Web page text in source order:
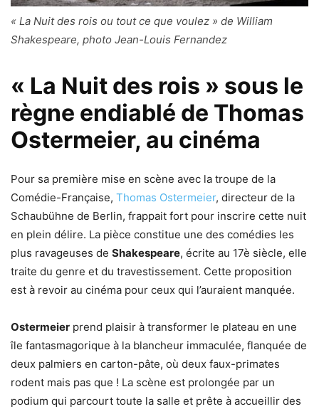
« La Nuit des rois ou tout ce que voulez » de William
Shakespeare, photo Jean-Louis Fernandez
« La Nuit des rois » sous le
règne endiablé de Thomas
Ostermeier, au cinéma
Pour sa première mise en scène avec la troupe de la
Comédie-Française, Thomas Ostermeier, directeur de la
Schaubühne de Berlin, frappait fort pour inscrire cette nuit
en plein délire. La pièce constitue une des comédies les
plus ravageuses de Shakespeare, écrite au 17è siècle, elle
traite du genre et du travestissement. Cette proposition
est à revoir au cinéma pour ceux qui l’auraient manquée.
Ostermeier prend plaisir à transformer le plateau en une
île fantasmagorique à la blancheur immaculée, flanquée de
deux palmiers en carton-pâte, où deux faux-primates
rodent mais pas que ! La scène est prolongée par un
podium qui parcourt toute la salle et prête à accueillir des